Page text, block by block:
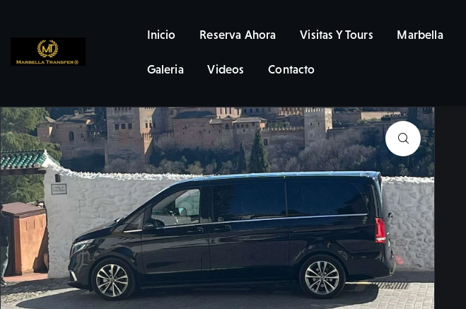
Inicio Reserva Ahora Visitas Y Tours Marbella
Galeria Videos Contacto
Reserva Ahora
Marbella
Nosotros
Flota
Yates
Galeria
Videos